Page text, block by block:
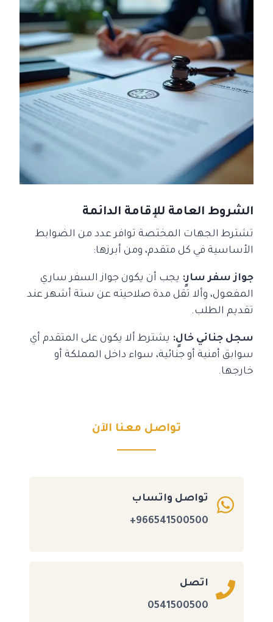
الشروط العامة للإقامة الدائمة
تشترط الجهات المختصة توافر عدد من الضوابط
الأساسية في كل متقدم، ومن أبرزها:
جواز سفر سارٍ: يجب أن يكون جواز السفر ساري
المفعول، وألا تقل مدة صلاحيته عن ستة أشهر عند
تقديم الطلب.
سجل جنائي خالٍ: يشترط ألا يكون على المتقدم أي
سوابق أمنية أو جنائية، سواء داخل المملكة أو
خارجها.
تواصل معنا الآن
تواصل واتساب
966541500500+
اتصل
0541500500